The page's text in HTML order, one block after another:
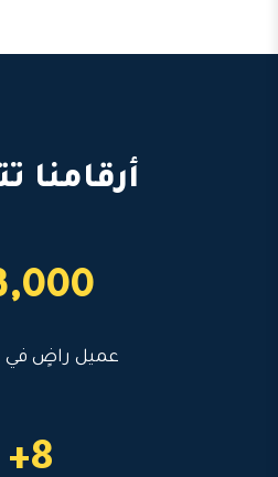
أرقامنا
عميل راضٍ في
8+